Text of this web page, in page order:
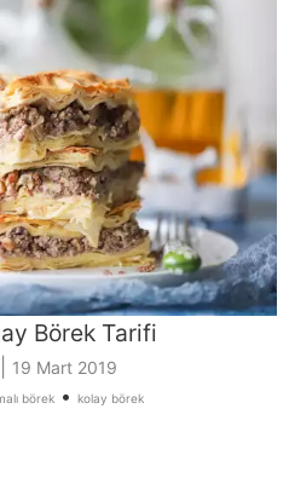
Börek Tarifi
19 Mart 2019
börek• kolay börek